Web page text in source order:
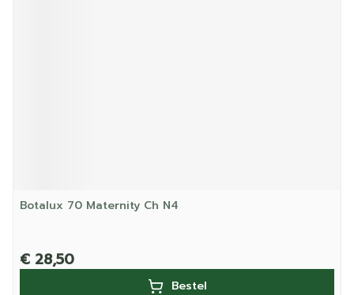
Botalux 70 Maternity Ch N4
€ 28,50
Bestel